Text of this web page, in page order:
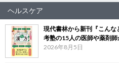
ヘルスケア
現代書林から新刊『こん
考塾の15人の医師や薬剤師
2026年8月5日